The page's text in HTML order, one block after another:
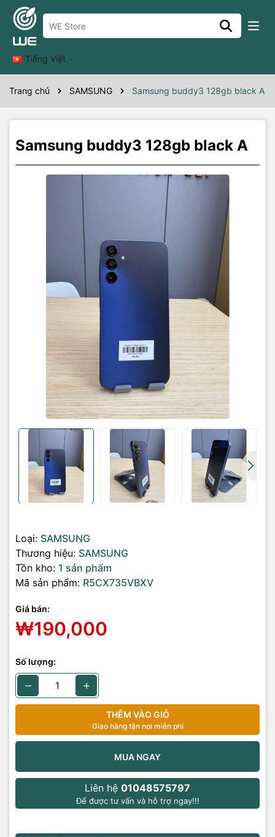
Tiếng Việt
Trang chủ SAMSUNG Samsung buddy3 128gb black A
Samsung buddy3 128gb black A
Loại: SAMSUNG
Thương hiệu: SAMSUNG
Tồn kho: 1 sản phẩm
Mã sản phẩm: R5CX735VBXV
Giá bán:
₩190,000
Số lượng:
THÊM VÀO GIỎ
Giao hàng tận nơi miễn phí
MUA NGAY
Liên hệ 01048575797
Để được tư vấn và hỗ trợ ngay!!!
Thông số kỹ thuật